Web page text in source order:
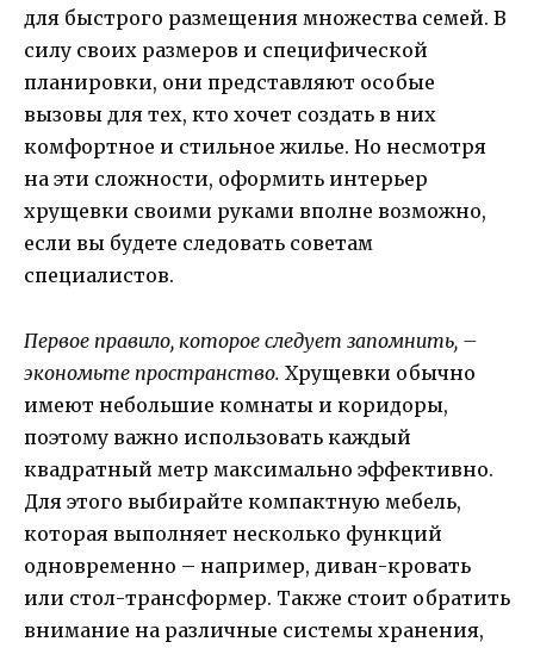
для быстрого размещения множества семей. В
силу своих размеров и специфической
планировки, они представляют особые
вызовы для тех, кто хочет создать в них
комфортное и стильное жилье. Но несмотря
на эти сложности, оформить интерьер
хрущевки своими руками вполне возможно,
если вы будете следовать советам
специалистов.
Первое правило, которое следует запомнить, –
экономьте пространство. Хрущевки обычно
имеют небольшие комнаты и коридоры,
поэтому важно использовать каждый
квадратный метр максимально эффективно.
Для этого выбирайте компактную мебель,
которая выполняет несколько функций
одновременно – например, диван-кровать
или стол-трансформер. Также стоит обратить
внимание на различные системы хранения,